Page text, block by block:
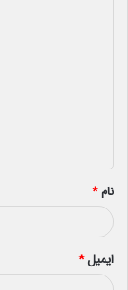
*
نام*
ایمیل*